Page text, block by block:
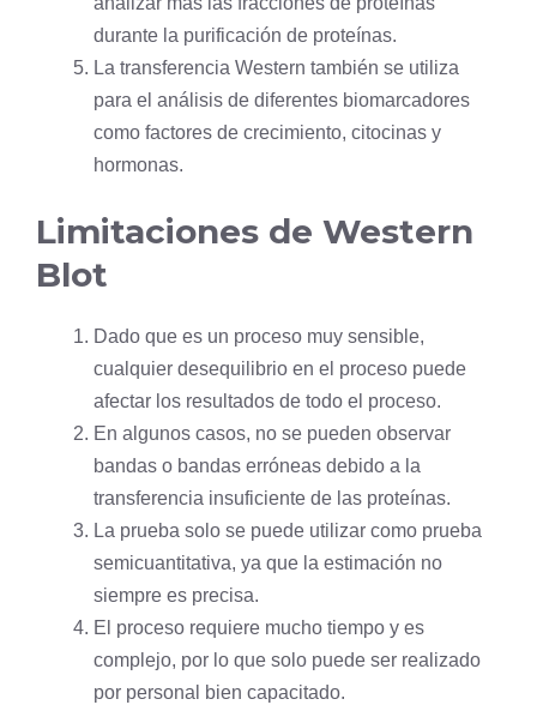
durante la purificación de proteínas.
La transferencia Western también se utiliza
para el análisis de diferentes biomarcadores
como factores de crecimiento, citocinas y
hormonas.
Limitaciones de Western
Blot
Dado que es un proceso muy sensible,
cualquier desequilibrio en el proceso puede
afectar los resultados de todo el proceso.
En algunos casos, no se pueden observar
bandas o bandas erróneas debido a la
transferencia insuficiente de las proteínas.
La prueba solo se puede utilizar como prueba
semicuantitativa, ya que la estimación no
siempre es precisa.
El proceso requiere mucho tiempo y es
complejo, por lo que solo puede ser realizado
por personal bien capacitado.